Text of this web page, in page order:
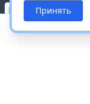
Принять